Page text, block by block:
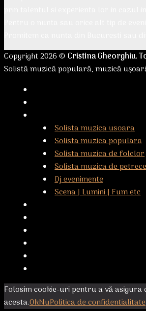
Copyright 2026 © Cristina Gheorghiu.
Solistă muzică populară, muzică
Solista muzica usoara
Solista muzica populara
Solista muzica de folclor
Solista muzica de
Dj evenimente
Scena | Lumini | Fum etc
Folosim cookie-uri pentru a vă
acesta.OkNuPolitica de confidentialitate